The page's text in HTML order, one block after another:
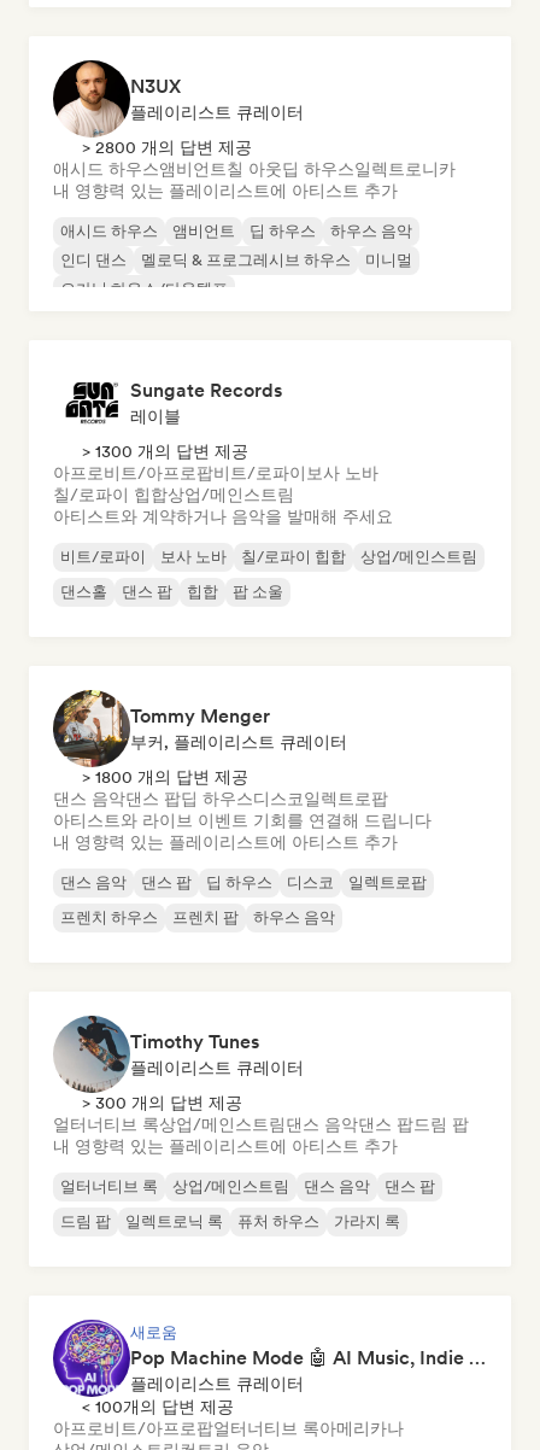
N3UX
플레이리스트 큐레이터
> 2800 개의 답변 제공
애시드 하우스앰비언트칠 아웃딥 하우스일렉트로니카
내 영향력 있는 플레이리스트에 아티스트 추가
애시드 하우스 앰비언트 딥 하우스
하우스 음악
인디 댄스
멜로딕 & 프로그레시브 하우스
미니멀
오가닉 하우스/다운템포
Sungate Records
레이블
> 1300 개의 답변 제공
아프로비트/아프로팝비트/로파이 보사 노바
칠/로파이 힙합상업/메인스트림
아티스트와 계약하거나 음악을 발매해 주세요
비트/로파이 보사 노바 칠/로파이 힙합
상업/메인스트림
댄스홀
댄스 팝 힙합 팝 소울
Tommy Menger
부커, 플레이리스트 큐레이터
> 1800 개의 답변 제공
댄스 음악댄스 팝딥 하우스디스코일렉트로팝
아티스트와 라이브 이벤트 기회를 연결해 드립니다
내 영향력 있는 플레이리스트에 아티스트 추가
댄스 음악 댄스 팝 딥 하우스 디스코
일렉트로팝
프렌치 하우스
프렌치 팝 하우스 음악
Timothy Tunes
플레이리스트 큐레이터
> 300 개의 답변 제공
얼터너티브 록상업/메인스트림댄스 음악댄스 팝드림 팝
내 영향력 있는 플레이리스트에 아티스트 추가
얼터너티브 록 상업/메인스트림 댄스 음악
댄스 팝
드림 팝
일렉트로닉 록 퓨처 하우스 가라지 록
새로움
Pop Machine Mode 🤖 AI Music, Indie Pop & Dream Pop
플레이리스트 큐레이터
< 100개의 답변 제공
아프로비트/아프로팝얼터너티브 록아메리카나